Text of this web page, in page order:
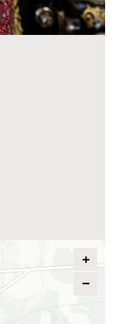
+
−